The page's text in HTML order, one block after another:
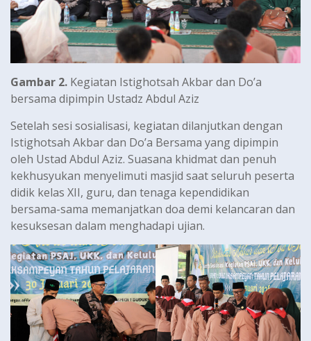
Gambar 2. Kegiatan Istighotsah Akbar dan Do’a
bersama dipimpin Ustadz Abdul Aziz
Setelah sesi sosialisasi, kegiatan dilanjutkan dengan
Istighotsah Akbar dan Do’a Bersama yang dipimpin
oleh Ustad Abdul Aziz. Suasana khidmat dan penuh
kekhusyukan menyelimuti masjid saat seluruh peserta
didik kelas XII, guru, dan tenaga kependidikan
bersama-sama memanjatkan doa demi kelancaran dan
kesuksesan dalam menghadapi ujian.